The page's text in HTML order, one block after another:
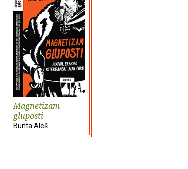
Magnetizam
gluposti
Bunta Aleš